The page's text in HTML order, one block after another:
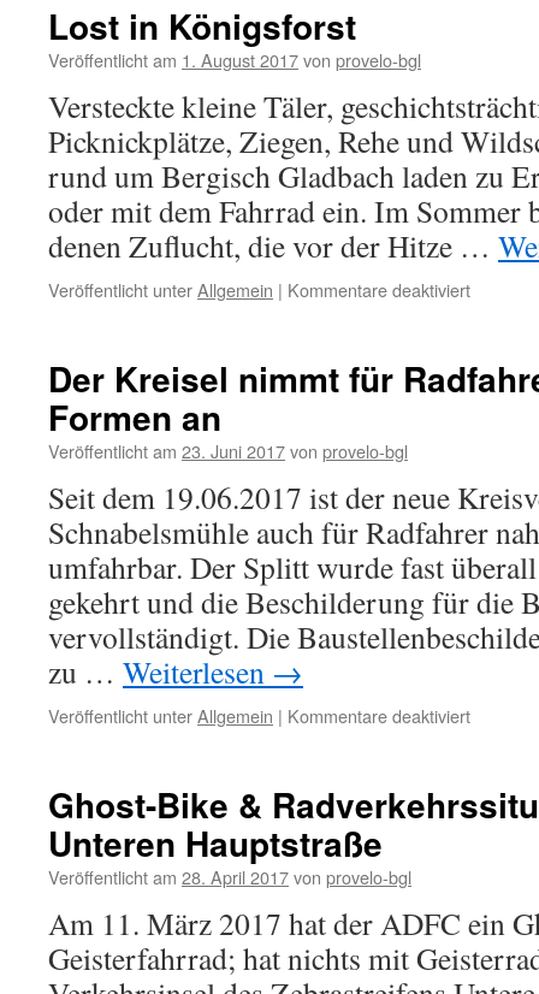
Lost in Königsforst
Veröffentlicht am 1. August 2017von provelo-bgl
Versteckte kleine Täler,
Picknickplätze, Ziegen, Rehe und
rund um Bergisch Gladbach laden zu
oder mit dem Fahrrad ein. Im Sommer
denen Zuflucht, die vor der Hitze …
Veröffentlicht unterAllgemein | Kommentare deaktiviertfür
Der Kreisel nimmt für
Formen an
Veröffentlicht am 23. Juni 2017von provelo-bgl
Seit dem 19.06.2017 ist der neue
Schnabelsmühle auch für Radfahrer
umfahrbar. Der Splitt wurde fast
gekehrt und die Beschilderung für die
vervollständigt. Die
zu … Weiterlesen →
Veröffentlicht unterAllgemein | Kommentare deaktiviertfür
für
an
Ghost-Bike &
Unteren Hauptstraße
Veröffentlicht am 28. April 2017von provelo-bgl
Am 11. März 2017 hat der ADFC ein
Geisterfahrrad; hat nichts mit